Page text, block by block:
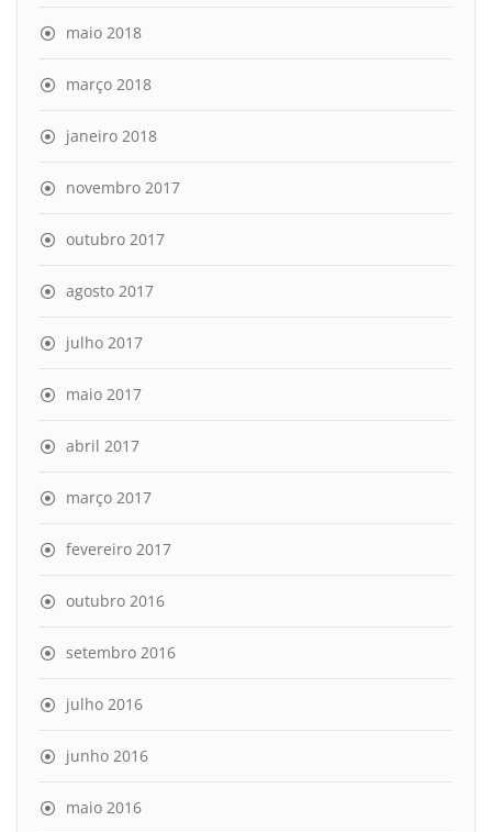
maio 2018
março 2018
janeiro 2018
novembro 2017
outubro 2017
agosto 2017
julho 2017
maio 2017
abril 2017
março 2017
fevereiro 2017
outubro 2016
setembro 2016
julho 2016
junho 2016
maio 2016